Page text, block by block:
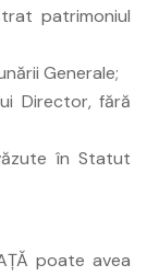
patrimoniul
Generale;
Director, fără
în Statut
poate avea